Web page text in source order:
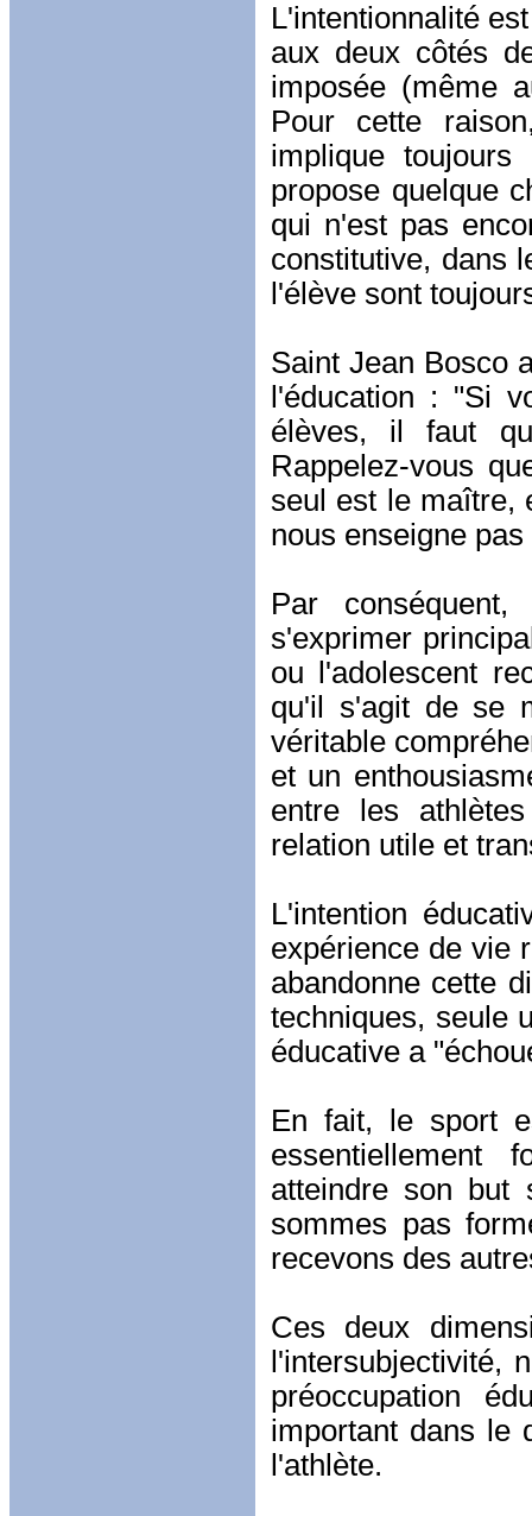
L'intentionnalité
aux deux côtés
imposée (même
Pour cette
implique
propose quelque
qui n'est pas
constitutive, dans
l'élève sont
Saint Jean Bosco
l'éducation : "Si
élèves, il faut
Rappelez-vous
seul est le maître,
nous enseigne
Par
s'exprimer
ou l'adolescent
qu'il s'agit de se
véritable
et un
entre les
relation utile et
L'intention
expérience de vie
abandonne cette
techniques, seule
éducative a
En fait, le sport
essentiellement
atteindre son but
sommes pas
recevons des
Ces deux
l'intersubjectivité,
préoccupation
important dans le
l'athlète.